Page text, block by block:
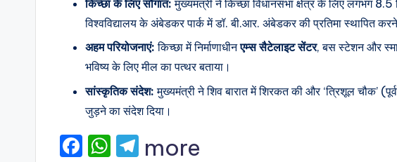
किच्छा के लिए सौगात: मुख्यमंत्री ने किच्छा विधानसभा क्षेत्र के लिए लगभग
विश्वविद्यालय के अंबेडकर पार्क में डॉ. बी.आर. अंबेडकर की प्रतिमा स्थापित
अहम परियोजनाएं: किच्छा में निर्माणाधीनएम्स सैटेलाइट सेंटर, बस स्टेशन और
भविष्य के लिए मील का पत्थर बताया।
सांस्कृतिक संदेश: मुख्यमंत्री ने शिव बारात में शिरकत की और ‘त्रिशूल चौक’
जुड़ने का संदेश दिया।
F
W T
more